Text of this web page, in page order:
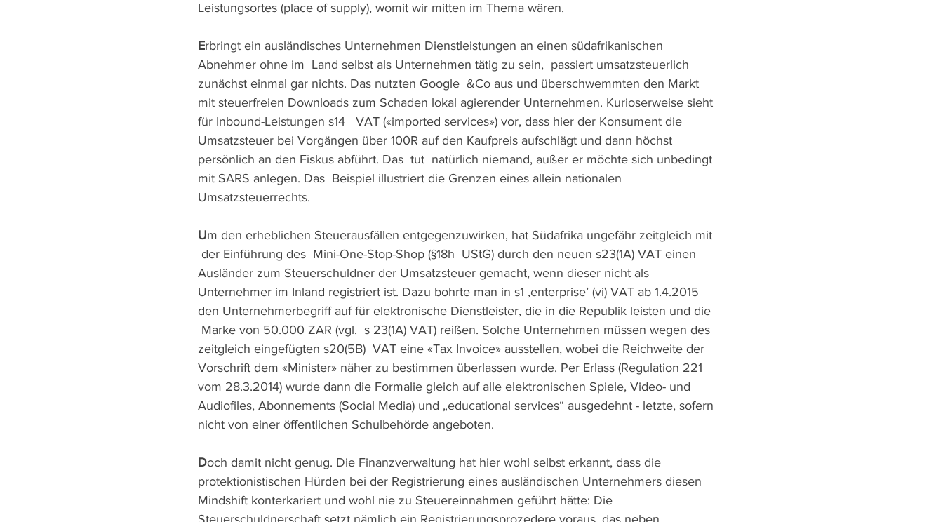
Leistungsortes (place of supply), womit wir mitten im Thema wären.
Erbringt ein ausländisches Unternehmen Dienstleistungen an einen südafrikanischen
Abnehmer ohne im  Land selbst als Unternehmen tätig zu sein,  passiert umsatzsteuerlich
zunächst einmal gar nichts. Das nutzten Google  &Co aus und überschwemmten den Markt
mit steuerfreien Downloads zum Schaden lokal agierender Unternehmen. Kurioserweise sieht
für Inbound-Leistungen s14   VAT («imported services») vor, dass hier der Konsument die
Umsatzsteuer bei Vorgängen über 100R auf den Kaufpreis aufschlägt und dann höchst
persönlich an den Fiskus abführt. Das  tut  natürlich niemand, außer er möchte sich unbedingt
mit SARS anlegen. Das  Beispiel illustriert die Grenzen eines allein nationalen
Umsatzsteuerrechts.
Um den erheblichen Steuerausfällen entgegenzuwirken, hat Südafrika ungefähr zeitgleich mit
der Einführung des  Mini-One-Stop-Shop (§18h  UStG) durch den neuen s23(1A) VAT einen
Ausländer zum Steuerschuldner der Umsatzsteuer gemacht, wenn dieser nicht als
Unternehmer im Inland registriert ist. Dazu bohrte man in s1 ‚enterprise’ (vi) VAT ab 1.4.2015
den Unternehmerbegriff auf für elektronische Dienstleister, die in die Republik leisten und die
Marke von 50.000 ZAR (vgl.  s 23(1A) VAT) reißen. Solche Unternehmen müssen wegen des
zeitgleich eingefügten s20(5B)  VAT eine «Tax Invoice» ausstellen, wobei die Reichweite der
Vorschrift dem «Minister» näher zu bestimmen überlassen wurde. Per Erlass (Regulation 221
vom 28.3.2014) wurde dann die Formalie gleich auf alle elektronischen Spiele, Video- und
Audiofiles, Abonnements (Social Media) und „educational services“ ausgedehnt - letzte, sofern
nicht von einer öffentlichen Schulbehörde angeboten.
Doch damit nicht genug. Die Finanzverwaltung hat hier wohl selbst erkannt, dass die
protektionistischen Hürden bei der Registrierung eines ausländischen Unternehmers diesen
Mindshift konterkariert und wohl nie zu Steuereinnahmen geführt hätte: Die
Steuerschuldnerschaft setzt nämlich ein Registrierungsprozedere voraus, das neben